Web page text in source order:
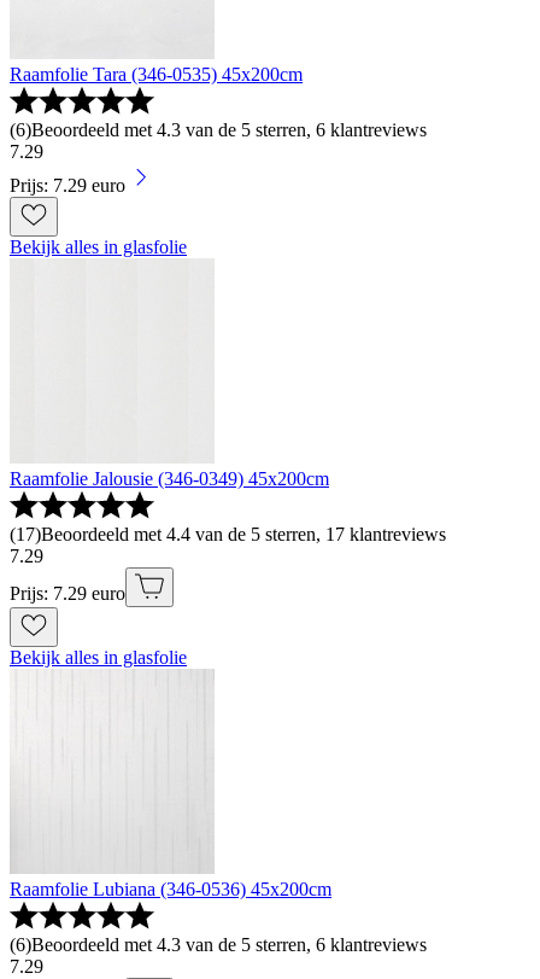
Raamfolie Tara (346-0535) 45x200cm
(6)Beoordeeld met 4.3 van de 5 sterren, 6 klantreviews
7.29
Prijs: 7.29 euro
Bekijk alles in glasfolie
Raamfolie Jalousie (346-0349) 45x200cm
(17)Beoordeeld met 4.4 van de 5 sterren, 17 klantreviews
7.29
Prijs: 7.29 euro
Bekijk alles in glasfolie
Raamfolie Lubiana (346-0536) 45x200cm
(6)Beoordeeld met 4.3 van de 5 sterren, 6 klantreviews
7.29